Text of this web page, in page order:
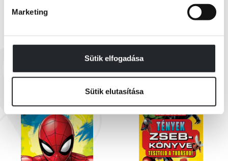
Marketing
Sütik elfogadása
Sütik elutasítása
szuperhősein és -gonoszain át napjainkig, miközben bepillantást enged a
főhadiszállásaik titkaiba.
EZEK IS ÉRDEKELHETNEK